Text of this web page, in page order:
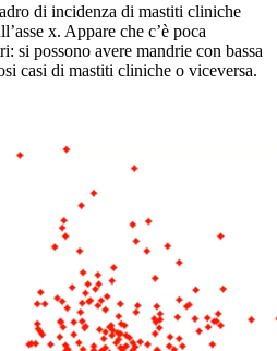
di incidenza di mastiti cliniche
x. Appare che c’è poca
si possono avere mandrie con bassa
casi di mastiti cliniche o viceversa.